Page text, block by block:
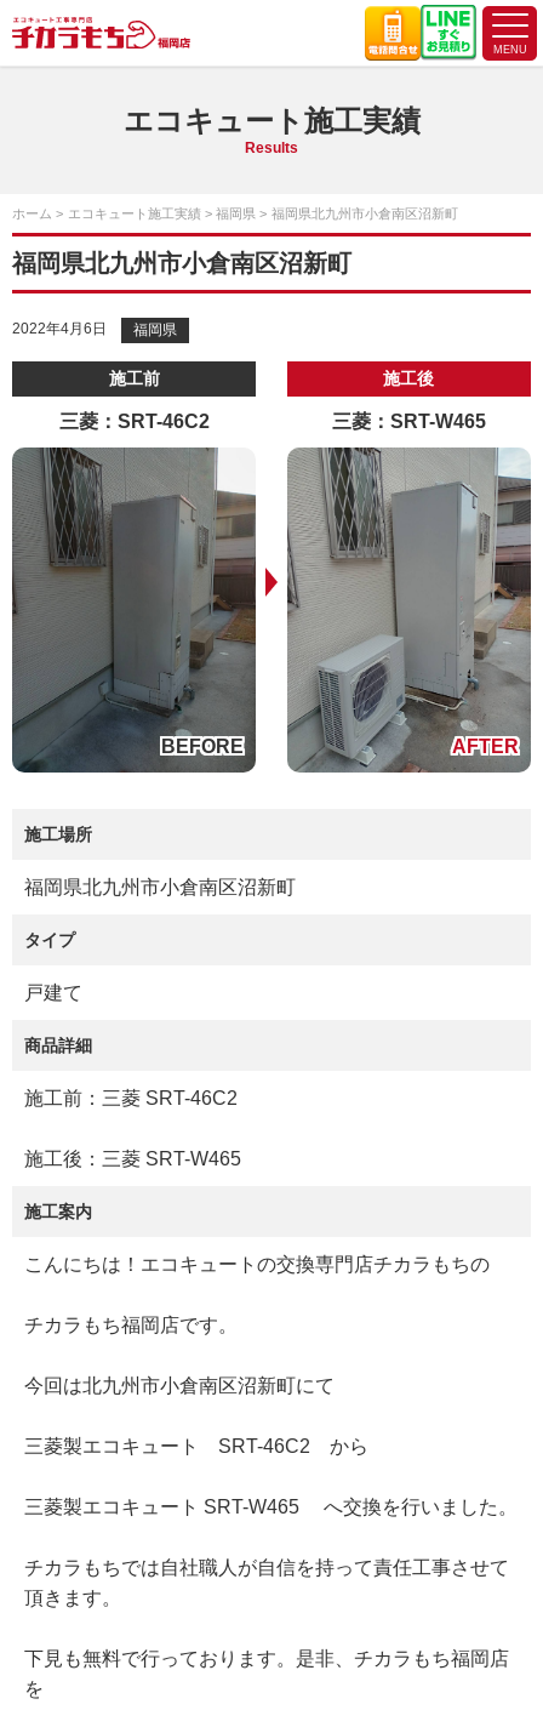
エコキュート施工実績
Results
ホーム エコキュート施工実績 福岡県 福岡県北九州市小倉南区沼新町
福岡県北九州市小倉南区沼新町
2022年4月6日 福岡県
施工前
三菱：SRT-46C2
施工後
三菱：SRT-W465
施工場所
福岡県北九州市小倉南区沼新町
タイプ
戸建て
商品詳細
施工前：三菱 SRT-46C2
施工後：三菱 SRT-W465
施工案内
こんにちは！エコキュートの交換専門店チカラもちの
チカラもち福岡店です。
今回は北九州市小倉南区沼新町にて
三菱製エコキュート SRT-46C2 から
三菱製エコキュート SRT-W465 へ交換を行いました。
チカラもちでは自社職人が自信を持って責任工事させて
頂きます。
下見も無料で行っております。是非、チカラもち福岡店
を